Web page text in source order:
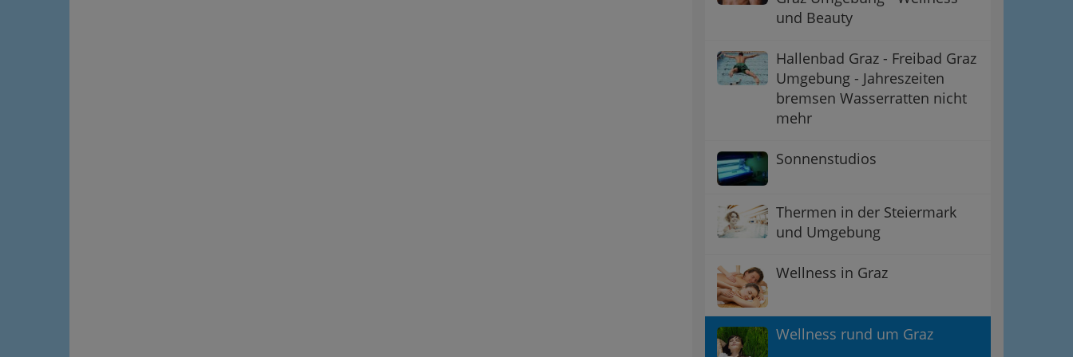
und Beauty
Hallenbad Graz - Freibad Graz
Umgebung - Jahreszeiten
bremsen Wasserratten nicht
mehr
Sonnenstudios
Thermen in der Steiermark
und Umgebung
Wellness in Graz
Wellness rund um Graz